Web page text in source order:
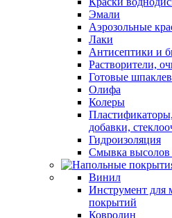
Эмали
Аэрозольные
Лаки
Антисептики и
Растворители,
Готовые
Олифа
Колеры
добавки,
Гидроизоляция
Смывка высолов
Винил
Инструмент для
покрытий
Ковролин